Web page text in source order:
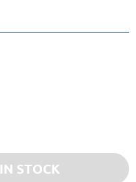
STOCK